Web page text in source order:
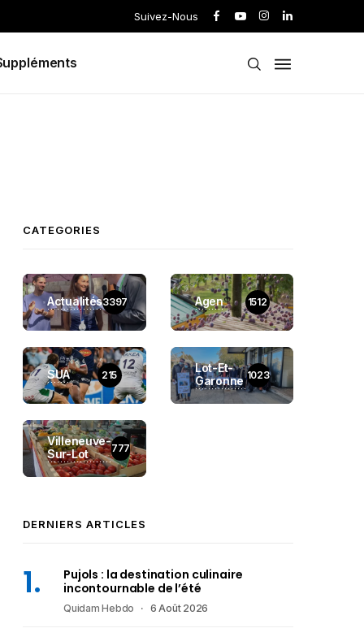
Suivez-Nous
CATEGORIES
Actualités3397 Agen 1512
SUA 215
Lot-Et-
Garonne 1023
Villeneuve-
Sur-Lot
777
DERNIERS ARTICLES
Pujols : la destination culinaire
incontournable de l’été
Quidam Hebdo 6 Août 2026